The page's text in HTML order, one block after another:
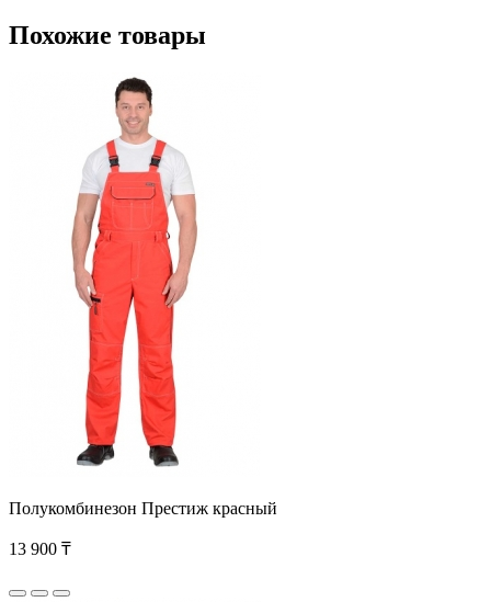
Похожие товары
Полукомбинезон Престиж красный
13 900 ₸